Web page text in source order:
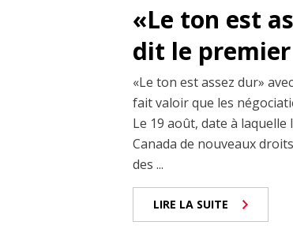
«Le ton est
dit le
«Le ton est assez dur»
fait valoir que les
Le 19 août, date à
Canada de nouveaux
des ...
LIRE LA SUITE